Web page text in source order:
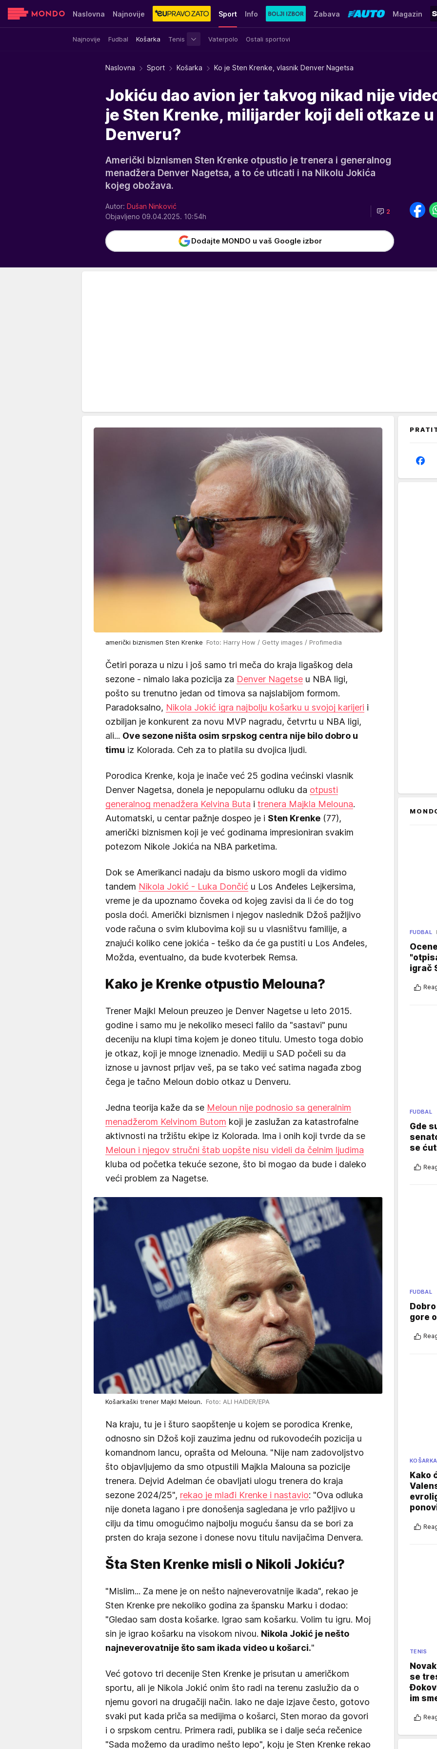
Naslovna Najnovije Sport
Najnovije Fudbal Košarka Tenis Vaterpolo Ostali sportovi
Info Zabava Magazin
Sensa Stvar ukusa Yumama
Naslovna Sport Košarka Ko je Sten Krenke, vlasnik Denver Nagetsa
Jokiću dao avion jer takvog nikad nije
je Sten Krenke, milijarder koji deli otkaze u
Denveru?
Američki biznismen Sten Krenke otpustio je trenera i generalnog
menadžera Denver Nagetsa, a to će uticati i na Nikolu Jokića
kojeg obožava.
Autor: Dušan Ninković
Objavljeno 09.04.2025. 10:54h
2
Dodajte MONDO u vaš Google izbor
američki biznismen Sten Krenke Foto: Harry How / Getty images / Profimedia
Četiri poraza u nizu i još samo tri meča do kraja ligaškog dela
sezone - nimalo laka pozicija za Denver Nagetse u NBA ligi,
pošto su trenutno jedan od timova sa najslabijom formom.
Paradoksalno, Nikola Jokić igra najbolju košarku u svojoj karijeri i
ozbiljan je konkurent za novu MVP nagradu, četvrtu u NBA ligi,
ali... Ove sezone ništa osim srpskog centra nije bilo dobro u
timu iz Kolorada. Ceh za to platila su dvojica ljudi.
Porodica Krenke, koja je inače već 25 godina većinski vlasnik
Denver Nagetsa, donela je nepopularnu odluku da otpusti
generalnog menadžera Kelvina Buta i trenera Majkla Melouna.
Automatski, u centar pažnje dospeo je i Sten Krenke (77),
američki biznismen koji je već godinama impresioniran svakim
potezom Nikole Jokića na NBA parketima.
Dok se Amerikanci nadaju da bismo uskoro mogli da vidimo
tandem Nikola Jokić - Luka Dončić u Los Anđeles Lejkersima,
vreme je da upoznamo čoveka od kojeg zavisi da li će do tog
posla doći. Američki biznismen i njegov naslednik Džoš pažljivo
vode računa o svim klubovima koji su u vlasništvu familije, a
znajući koliko cene jokića - teško da će ga pustiti u Los Anđeles,
Možda, eventualno, da bude kvoterbek Remsa.
Kako je Krenke otpustio Melouna?
Trener Majkl Meloun preuzeo je Denver Nagetse u leto 2015.
godine i samo mu je nekoliko meseci falilo da "sastavi" punu
deceniju na klupi tima kojem je doneo titulu. Umesto toga dobio
je otkaz, koji je mnoge iznenadio. Mediji u SAD počeli su da
iznose u javnost prljav veš, pa se tako već satima nagađa zbog
čega je tačno Meloun dobio otkaz u Denveru.
Jedna teorija kaže da se Meloun nije podnosio sa generalnim
menadžerom Kelvinom Butom koji je zaslužan za katastrofalne
aktivnosti na tržištu ekipe iz Kolorada. Ima i onih koji tvrde da se
Meloun i njegov stručni štab uopšte nisu videli da čelnim ljudima
kluba od početka tekuće sezone, što bi mogao da bude i daleko
veći problem za Nagetse.
Košarkaški trener Majkl Meloun. Foto: ALI HAIDER/EPA
Na kraju, tu je i šturo saopštenje u kojem se porodica Krenke,
odnosno sin Džoš koji zauzima jednu od rukovodećih pozicija u
komandnom lancu, oprašta od Melouna. "Nije nam zadovoljstvo
što objavljujemo da smo otpustili Majkla Malouna sa pozicije
trenera. Dejvid Adelman će obavljati ulogu trenera do kraja
sezone 2024/25", rekao je mlađi Krenke i nastavio: "Ova odluka
nije doneta lagano i pre donošenja sagledana je vrlo pažljivo u
cilju da timu omogućimo najbolju moguću šansu da se bori za
prsten do kraja sezone i donese novu titulu navijačima Denvera.
Šta Sten Krenke misli o Nikoli Jokiću?
"Mislim... Za mene je on nešto najneverovatnije ikada", rekao je
Sten Krenke pre nekoliko godina za špansku Marku i dodao:
"Gledao sam dosta košarke. Igrao sam košarku. Volim tu igru. Moj
sin je igrao košarku na visokom nivou. Nikola Jokić je nešto
najneverovatnije što sam ikada video u košarci."
Već gotovo tri decenije Sten Krenke je prisutan u američkom
sportu, ali je Nikola Jokić onim što radi na terenu zaslužio da o
njemu govori na drugačiji način. Iako ne daje izjave često, gotovo
svaki put kada priča sa medijima o košarci, Sten morao da govori
i o srpskom centru. Primera radi, publika se i dalje seća rečenice
"Sada možemo da uradimo nešto lepo", koju je Sten Krenke rekao
FUDBAL
igrač
FUDBAL
Gde
se
FUDBAL
gore
KOŠARKA
Kako
TENIS
se
im